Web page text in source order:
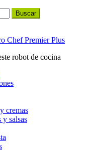
Chef Premier Plus
robot de cocina
cremas
y salsas